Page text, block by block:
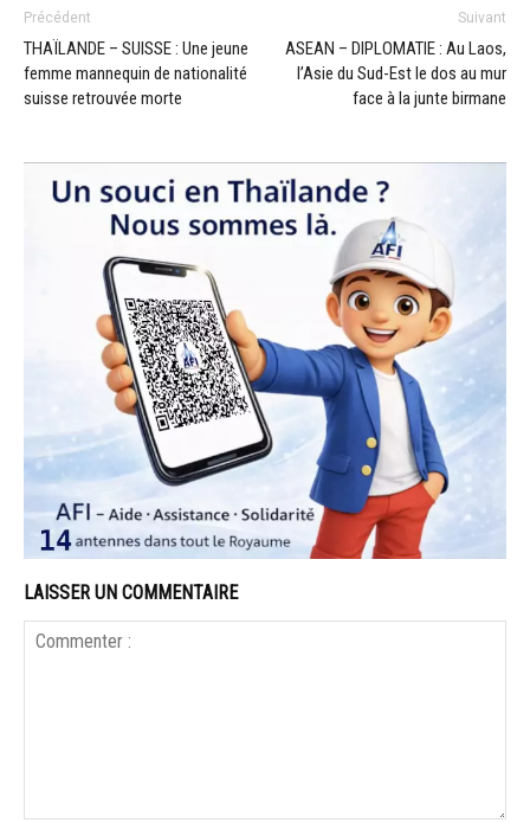
Précédent
THAÏLANDE – SUISSE : Une jeune
femme mannequin de nationalité
suisse retrouvée morte
Suivant
ASEAN – DIPLOMATIE : Au Laos,
l’Asie du Sud-Est le dos au mur
face à la junte birmane
LAISSER UN COMMENTAIRE